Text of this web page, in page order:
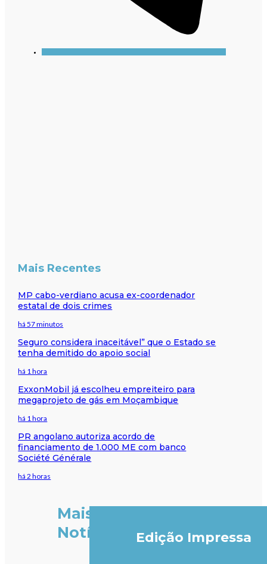
Mais Recentes
MP cabo-verdiano acusa ex-coordenador
estatal de dois crimes
há 57 minutos
Seguro considera inaceitável” que o Estado se
tenha demitido do apoio social
há 1 hora
ExxonMobil já escolheu empreiteiro para
megaprojeto de gás em Moçambique
há 1 hora
PR angolano autoriza acordo de
financiamento de 1.000 ME com banco
Société Générale
há 2 horas
Mais
Notícias
Edição Impressa